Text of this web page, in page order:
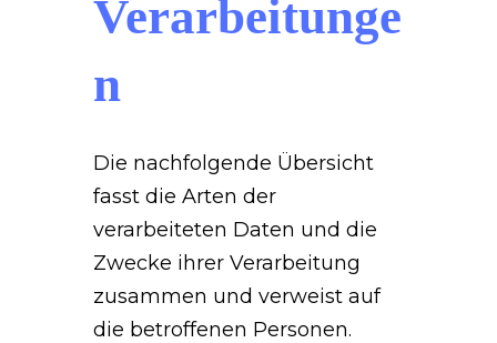
Verarbeitunge
n
Die nachfolgende Übersicht
fasst die Arten der
verarbeiteten Daten und die
Zwecke ihrer Verarbeitung
zusammen und verweist auf
die betroffenen Personen.